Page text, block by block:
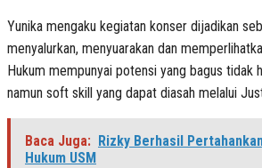
Yunika mengaku kegiatan konser dijadikan
menyalurkan, menyuarakan dan
Hukum mempunyai potensi yang bagus tidak
namun soft skill yang dapat diasah melalui
Baca Juga: Rizky Berhasil
Hukum USM